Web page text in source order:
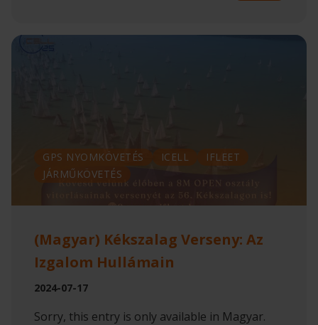
GPS NYOMKÖVETÉS ICELL
IFLEET
JÁRMŰKÖVETÉS
(Magyar) Kékszalag Verseny: Az
Izgalom Hullámain
2024-07-17
Sorry, this entry is only available in Magyar.